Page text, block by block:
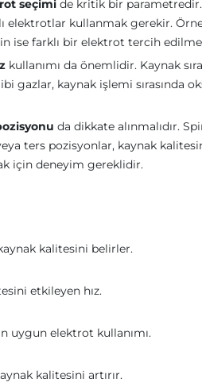
seçimi de kritik bir parametredir.
elektrotlar kullanmak gerekir.
ise farklı bir elektrot tercih
kullanımı da önemlidir. Kaynak
gazlar, kaynak işlemi sırasında
da dikkate alınmalıdır.
ters pozisyonlar, kaynak
için deneyim gereklidir.
kalitesini belirler.
etkileyen hız.
uygun elektrot kullanımı.
kalitesini artırır.